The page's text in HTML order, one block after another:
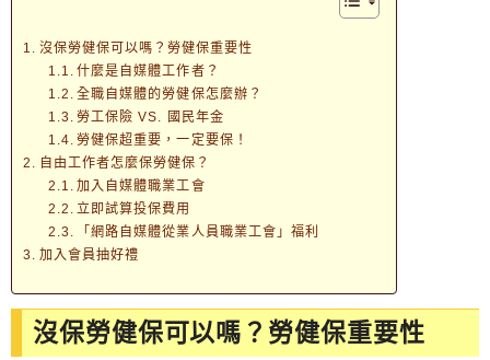
沒保勞健保可以嗎？勞健保重要性
什麼是自媒體工作者？
全職自媒體的勞健保怎麼辦？
勞工保險 VS. 國民年金
勞健保超重要，一定要保！
自由工作者怎麼保勞健保？
加入自媒體職業工會
立即試算投保費用
「網路自媒體從業人員職業工會」福利
加入會員抽好禮
沒保勞健保可以嗎？勞健保重要性